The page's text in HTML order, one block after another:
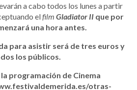
a cabo todos los lunes a partir
elfilm Gladiator II que por
una hora antes.
para asistir será de tres euros y
los públicos.
programación de Cinema
otras-